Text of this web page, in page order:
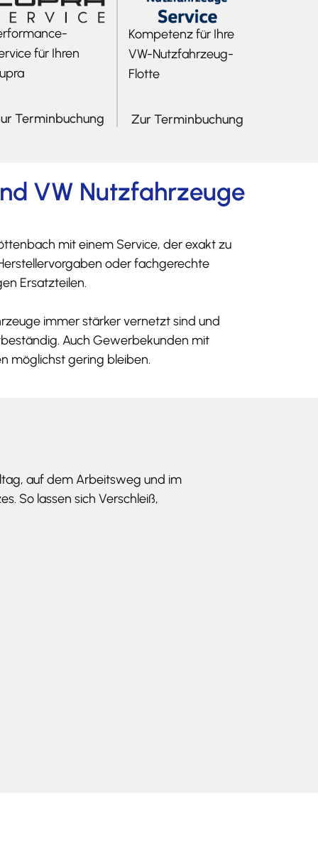
für Ihren
Terminbuchung
Kompetenz für Ihre
VW-Nutzfahrzeug-
Flotte
Zur Terminbuchung
VW Nutzfahrzeuge
mit einem Service, der exakt zu
oder fachgerechte
Ersatzteilen.
immer stärker vernetzt sind und
Auch Gewerbekunden mit
möglichst gering bleiben.
auf dem Arbeitsweg und im
So lassen sich Verschleiß,